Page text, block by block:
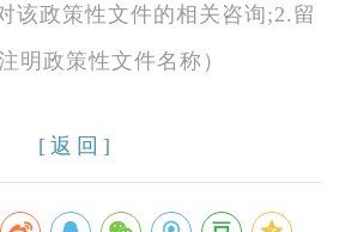
该政策性文件的相关咨询;2.留
明政策性文件名称）
[返回]